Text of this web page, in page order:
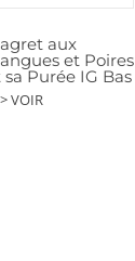
aux
et Poires
sa Purée IG Bas
VOIR